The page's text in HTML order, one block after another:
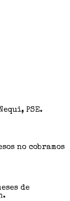
PSE.
no cobramos
de